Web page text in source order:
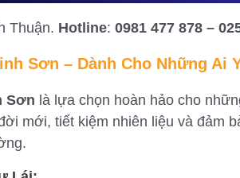
Thuận. Hotline: 0981 477 878 –
Sơn – Dành Cho Những Ai
Sơn là lựa chọn hoàn hảo cho
mới, tiết kiệm nhiên liệu và đảm